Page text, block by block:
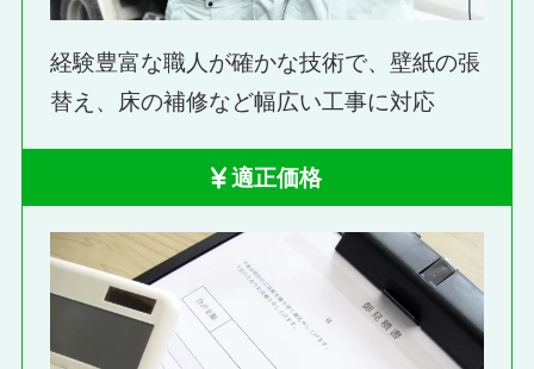
経験豊富な職人が確かな技術で、壁紙の張
替え、床の補修など幅広い工事に対応
適正価格